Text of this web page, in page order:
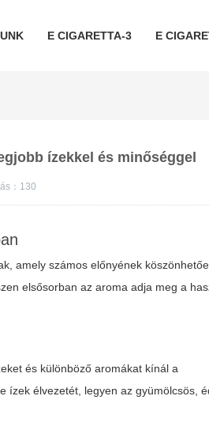
E CIGARETTA-3 E
ízekkel és minőséggel
： 130
amely számos előnyének
elsősorban az aroma adja meg a
és különböző aromákat kínál a
ízek élvezetét, legyen az gyümölcsös,